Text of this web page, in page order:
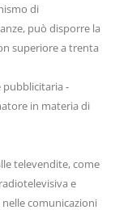
di
può disporre la
superiore a trenta
pubblicitaria -
in materia di
televendite, come
e
comunicazioni